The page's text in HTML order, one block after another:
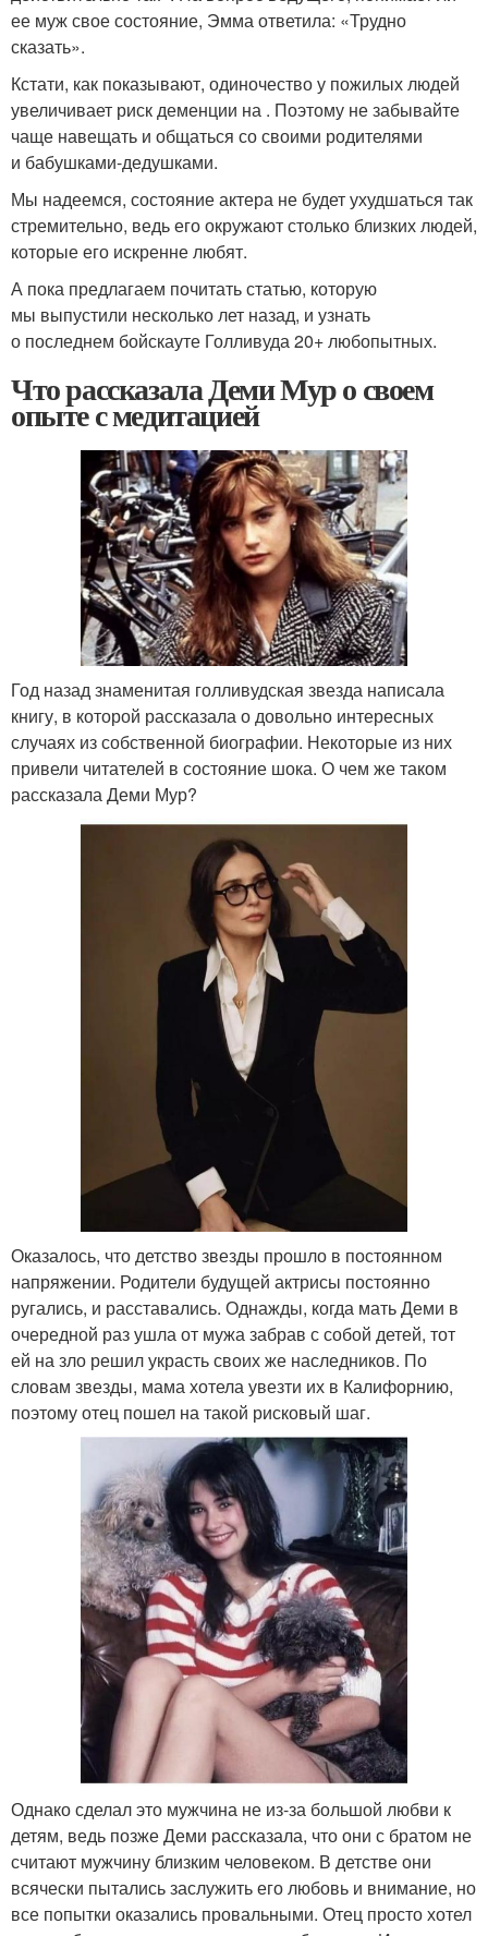
ее муж свое состояние, Эмма ответила: «Трудно
сказать».
Кстати, как показывают, одиночество у пожилых людей
увеличивает риск деменции на . Поэтому не забывайте
чаще навещать и общаться со своими родителями
и бабушками-дедушками.
Мы надеемся, состояние актера не будет ухудшаться так
стремительно, ведь его окружают столько близких людей,
которые его искренне любят.
А пока предлагаем почитать статью, которую
мы выпустили несколько лет назад, и узнать
о последнем бойскауте Голливуда 20+ любопытных.
Что рассказала Деми Мур о своем
опыте с медитацией
Год назад знаменитая голливудская звезда написала
книгу, в которой рассказала о довольно интересных
случаях из собственной биографии. Некоторые из них
привели читателей в состояние шока. О чем же таком
рассказала Деми Мур?
Оказалось, что детство звезды прошло в постоянном
напряжении. Родители будущей актрисы постоянно
ругались, и расставались. Однажды, когда мать Деми в
очередной раз ушла от мужа забрав с собой детей, тот
ей на зло решил украсть своих же наследников. По
словам звезды, мама хотела увезти их в Калифорнию,
поэтому отец пошел на такой рисковый шаг.
Однако сделал это мужчина не из-за большой любви к
детям, ведь позже Деми рассказала, что они с братом не
считают мужчину близким человеком. В детстве они
всячески пытались заслужить его любовь и внимание, но
все попытки оказались провальными. Отец просто хотел